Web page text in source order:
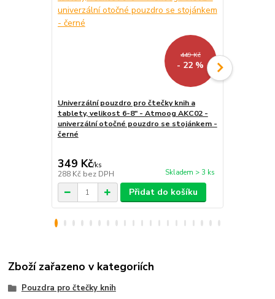
449 Kč
- 22 %
Univerzální pouzdro pro čtečky knih a
tablety, velikost 6-8" - Atmoog AKC02 -
univerzální otočné pouzdro se stojánkem -
černé
349 Kč/ks
288 Kč bez DPH Skladem > 3 ks
Přidat do košíku
Zboží zařazeno v kategoriích
Pouzdra pro čtečky knih